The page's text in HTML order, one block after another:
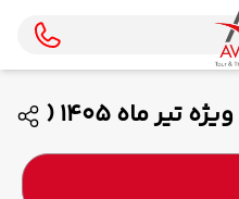
تور تفلیس 7 شب - ویژه تیر ماه 1405 (